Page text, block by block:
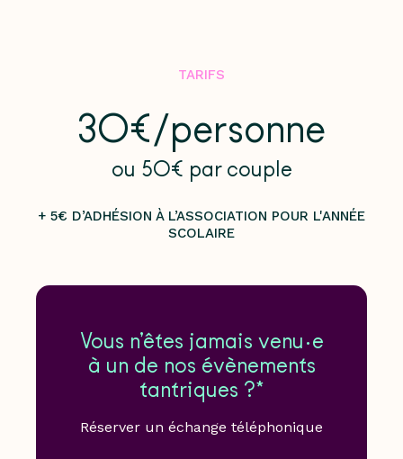
TARIFS
30€/personne
ou 50€ par couple
+ 5€ D’ADHÉSION À L’ASSOCIATION POUR L'ANNÉE
SCOLAIRE
Vous n’êtes jamais venu·e
à un de nos évènements
tantriques ?*
Réserver un échange téléphonique